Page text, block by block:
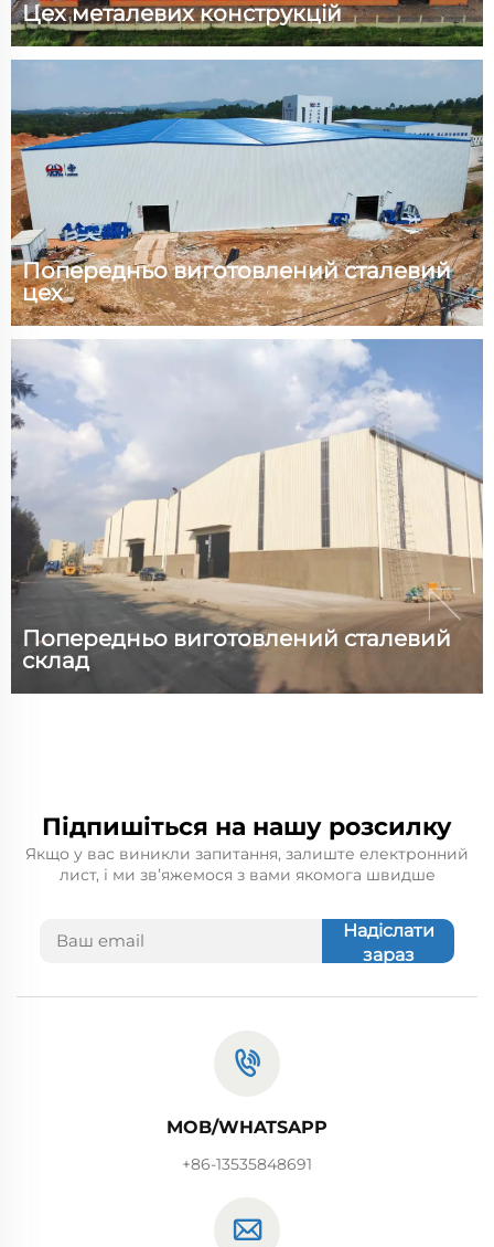
Цех металевих конструкцій
Технічні параметри： Розмір (Довжина) 125 x
квадратних метрів Вага сталі 680 тонн Кранове
обладнання 10 тонн, 4 одиниці Опір вітру 110 км/год
Вогнестійкість 2 ступінь Сейсмічна стійкість 7 балів
Навантаження на дах 0,25 кН/м² ...
Попередньо виготовлений сталевий
цех
Технічні параметри: Розмір (Д) 160 м x (Ш) 71,1 м x (В)
13 м Площа 11376 квадратних метрів Вага сталі 802
тонни Обладнання для крана 10 тонн, 6 одиниць
Опір вітру 110 км/год. Сейсмостійкість 7 балів
Корисне навантаження на дах 0,25 кН/м² Проект і...
Попередньо виготовлений сталевий
склад
навантаження на дах 0,3 кН/м² Інформація про
проект. Проект...
Підпишіться на нашу розсилку
Якщо у вас виникли запитання, залиште електронний
лист, і ми зв’яжемося з вами якомога швидше
Надіслати
зараз
MOB/WHATSAPP
+86-13535848691